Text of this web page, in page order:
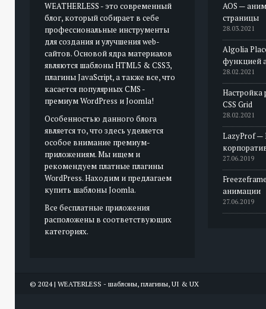
WEATHERLESS - это современный
блог, который собирает в себе
профессиональные инструменты
для создания и улучшения web-
сайтов. Основой ядра материалов
являются шаблоны HTML5 & CSS3,
плагины JavaScript, а также все, что
касается популярных CMS -
премиум WordPress и Joomla!
Особенностью данного блога
является то, что здесь уделяется
особое внимание премиум-
приложениям. Мы ищем и
рекомендуем платные плагины
WordPress. Находим и предлагаем
купить шаблоны Joomla.
Все бесплатные приложения
расположены в соответствующих
категориях.
AOS —
страницы
28.03.2021
Algolia
функцией
28.02.2021
Настройка
CSS Grid
28.02.2021
LazyProf —
27.06.2019
анимации
27.06.2019
© 2024 | WEATERLESS - шаблоны, плагины, UI & UX